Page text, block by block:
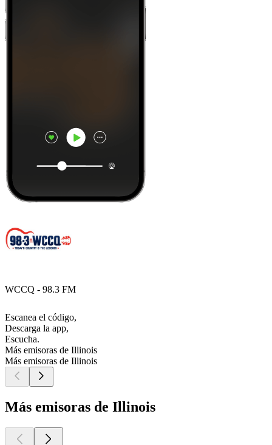
WCCQ - 98.3 FM
Escanea el código,
Descarga la app,
Escucha.
Más emisoras de Illinois
Más emisoras de Illinois
Más emisoras de Illinois